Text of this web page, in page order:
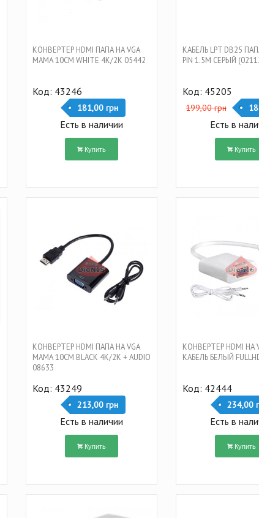
КОНВЕРТЕР HDMI ПАПА НА VGA
МАМА 10CM WHITE 4K/2K 05442
Код: 43246
181,00 грн
Есть в наличии
Купить
КАБЕЛЬ LPT DB25
PIN 1.5M СЕРЫЙ
Код: 45205
199,00 грн
Есть в
Купить
КОНВЕРТЕР HDMI ПАПА НА VGA
МАМА 10CM BLACK 4K/2K + AUDIO
08633
Код: 43249
213,00 грн
Есть в наличии
Купить
КОНВЕРТЕР HDMI НА
КАБЕЛЬ БЕЛЫЙ
Код: 42444
234,00
Есть в
Купить